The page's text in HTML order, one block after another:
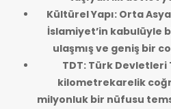
Kültürel Yapı: Orta
İslamiyet’in kabulüyle
ulaşmış ve geniş bir
TDT: Türk Devletleri
kilometrekarelik
milyonluk bir nüfusu